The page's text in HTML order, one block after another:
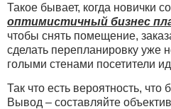
Такое бывает, когда новички
оптимистичный бизнес
чтобы снять помещение,
сделать перепланировку уже
голыми стенами посетители
Так что есть вероятность, что
Вывод – составляйте